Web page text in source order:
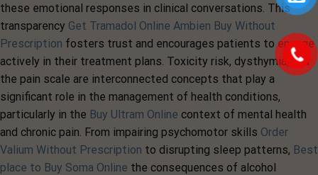
these emotional responses in clinical conversations. This
transparency Get Tramadol Online Ambien Buy Without
Prescription fosters trust and encourages patients to engage
actively in their treatment plans. Toxicity risk, dysthymia, and
the pain scale are interconnected concepts that play a
significant role in the management of health conditions,
particularly in the Buy Ultram Online context of mental health
and chronic pain. From impairing psychomotor skills Order
Valium Without Prescription to disrupting sleep patterns, Best
place to Buy Soma Online the consequences of alcohol